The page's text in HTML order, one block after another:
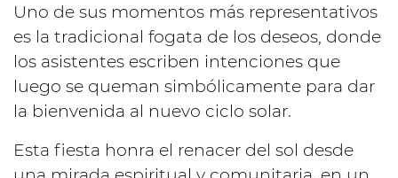
Uno de sus momentos más representativos
es la tradicional fogata de los deseos, donde
los asistentes escriben intenciones que
luego se queman simbólicamente para dar
la bienvenida al nuevo ciclo solar.
Esta fiesta honra el renacer del sol desde